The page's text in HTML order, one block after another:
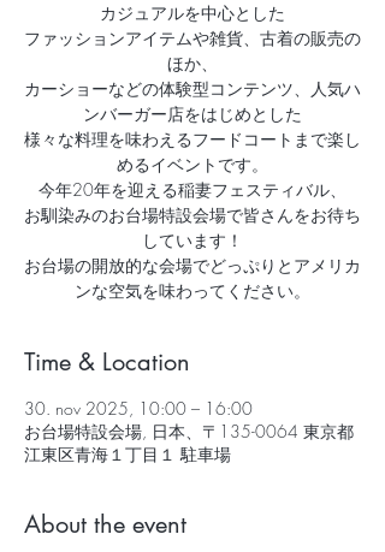
カジュアルを中心とした
ファッションアイテムや雑貨、古着の販売の
ほか、
カーショーなどの体験型コンテンツ、人気ハ
ンバーガー店をはじめとした
様々な料理を味わえるフードコートまで楽し
めるイベントです。
今年20年を迎える稲妻フェスティバル、
お馴染みのお台場特設会場で皆さんをお待ち
しています！
お台場の開放的な会場でどっぷりとアメリカ
ンな空気を味わってください。
Time & Location
30. nov 2025, 10:00 – 16:00
お台場特設会場, 日本、〒135-0064 東京都
江東区青海１丁目１ 駐車場
About the event